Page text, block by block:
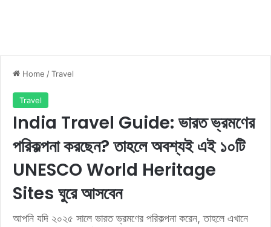
Home /Travel
Travel
India Travel Guide: ভারত ভ্রমণের
পরিকল্পনা করছেন? তাহলে অবশ্যই এই ১০টি
UNESCO World Heritage
Sites ঘুরে আসবেন
আপনি যদি ২০২৫ সালে ভারত ভ্রমণের পরিকল্পনা করেন, তাহলে এখানে